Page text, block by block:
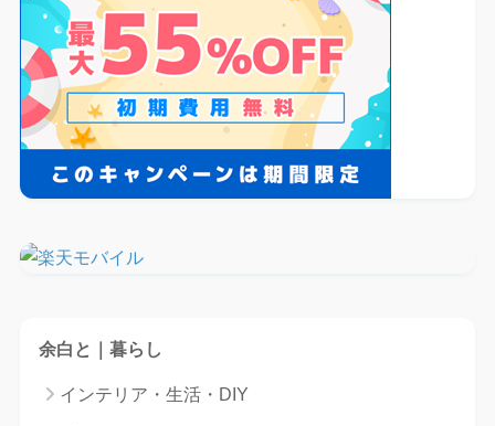
余白と｜暮らし
インテリア・生活・DIY